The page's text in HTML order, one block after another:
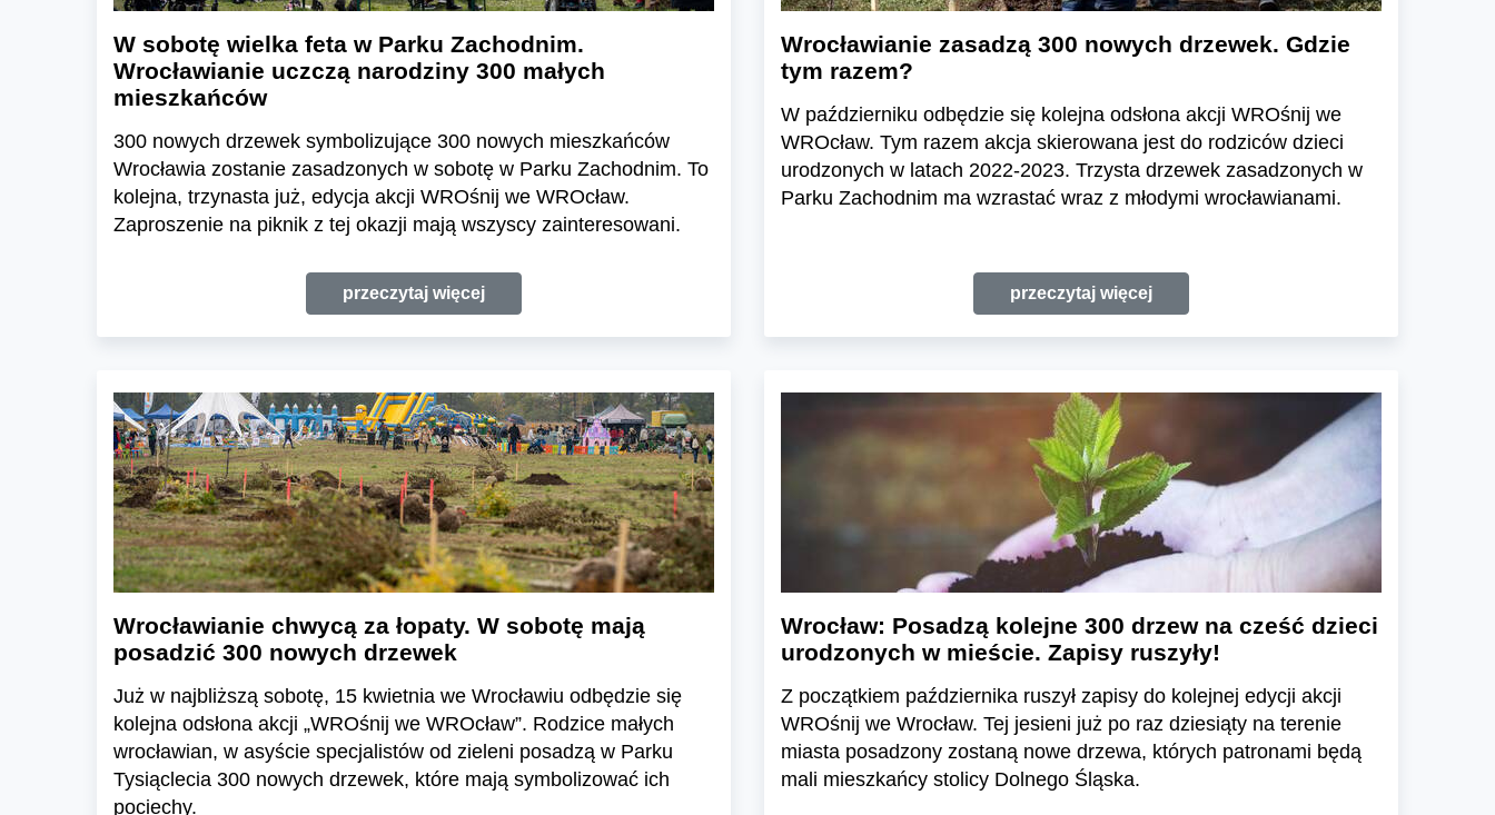
W sobotę wielka feta w Parku Zachodnim.
Wrocławianie uczczą narodziny 300 małych
mieszkańców
300 nowych drzewek symbolizujące 300 nowych mieszkańców
Wrocławia zostanie zasadzonych w sobotę w Parku Zachodnim. To
kolejna, trzynasta już, edycja akcji WROśnij we WROcław.
Zaproszenie na piknik z tej okazji mają wszyscy zainteresowani.
przeczytaj więcej
Wrocławianie zasadzą 300 nowych drzewek. Gdzie
tym razem?
W październiku odbędzie się kolejna odsłona akcji WROśnij we
WROcław. Tym razem akcja skierowana jest do rodziców dzieci
urodzonych w latach 2022-2023. Trzysta drzewek zasadzonych w
Parku Zachodnim ma wzrastać wraz z młodymi wrocławianami.
przeczytaj więcej
Wrocławianie chwycą za łopaty. W sobotę mają
posadzić 300 nowych drzewek
Już w najbliższą sobotę, 15 kwietnia we Wrocławiu odbędzie się
kolejna odsłona akcji „WROśnij we WROcław”. Rodzice małych
wrocławian, w asyście specjalistów od zieleni posadzą w Parku
Tysiąclecia 300 nowych drzewek, które mają symbolizować ich
pociechy.
Wrocław: Posadzą kolejne 300 drzew na cześć dzieci
urodzonych w mieście. Zapisy ruszyły!
Z początkiem października ruszył zapisy do kolejnej edycji akcji
WROśnij we Wrocław. Tej jesieni już po raz dziesiąty na terenie
miasta posadzony zostaną nowe drzewa, których patronami będą
mali mieszkańcy stolicy Dolnego Śląska.